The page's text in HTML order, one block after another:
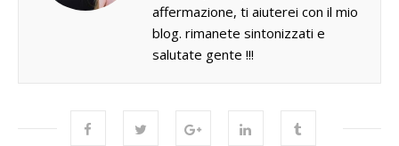
affermazione, ti aiuterei con il mio
blog. rimanete sintonizzati e
salutate gente !!!